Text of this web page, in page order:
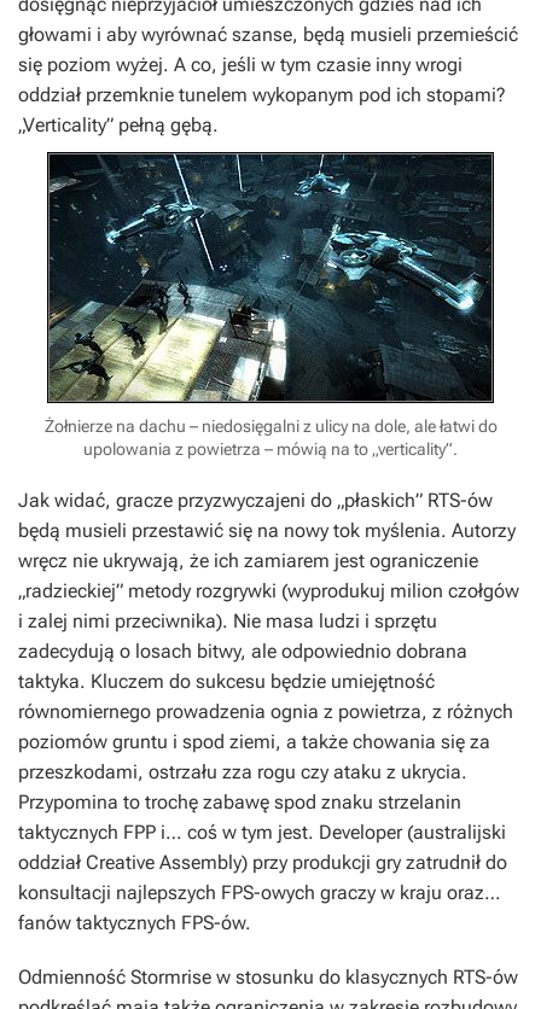
głowami i aby wyrównać szanse, będą musieli przemieścić
się poziom wyżej. A co, jeśli w tym czasie inny wrogi
oddział przemknie tunelem wykopanym pod ich stopami?
„Verticality” pełną gębą.
Żołnierze na dachu – niedosięgalni z ulicy na dole, ale łatwi do
upolowania z powietrza – mówią na to „verticality”.
Jak widać, gracze przyzwyczajeni do „płaskich” RTS-ów
będą musieli przestawić się na nowy tok myślenia. Autorzy
wręcz nie ukrywają, że ich zamiarem jest ograniczenie
„radzieckiej” metody rozgrywki (wyprodukuj milion czołgów
i zalej nimi przeciwnika). Nie masa ludzi i sprzętu
zadecydują o losach bitwy, ale odpowiednio dobrana
taktyka. Kluczem do sukcesu będzie umiejętność
równomiernego prowadzenia ognia z powietrza, z różnych
poziomów gruntu i spod ziemi, a także chowania się za
przeszkodami, ostrzału zza rogu czy ataku z ukrycia.
Przypomina to trochę zabawę spod znaku strzelanin
taktycznych FPP i… coś w tym jest. Developer (australijski
oddział Creative Assembly) przy produkcji gry zatrudnił do
konsultacji najlepszych FPS-owych graczy w kraju oraz…
fanów taktycznych FPS-ów.
Odmienność Stormrise w stosunku do klasycznych RTS-ów